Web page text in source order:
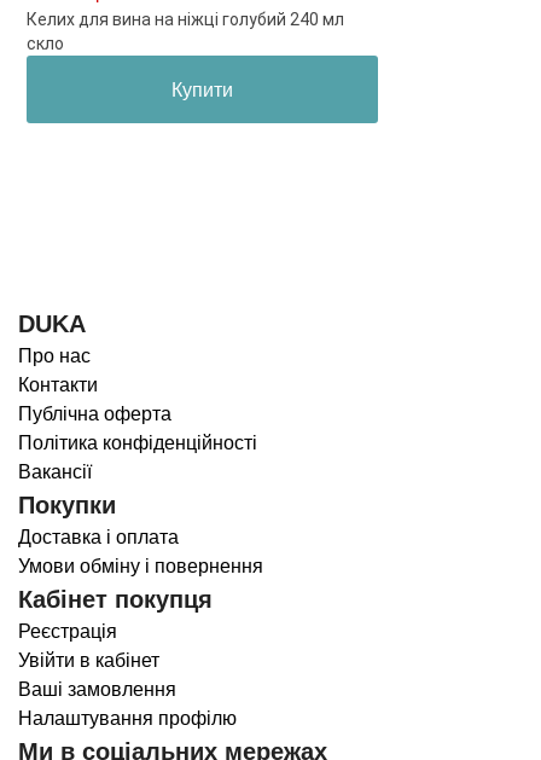
Келих для вина на ніжці голубий 240 мл
скло
Купити
DUKA
Про нас
Контакти
Публічна оферта
Політика конфіденційності
Вакансії
Покупки
Доставка і оплата
Умови обміну і повернення
Кабінет покупця
Реєстрація
Увійти в кабінет
Ваші замовлення
Налаштування профілю
Ми в соціальних мережах